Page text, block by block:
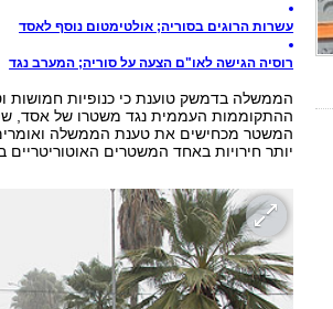
עשרות הרוגים בסוריה; אולטימטום נוסף לאסד
רוסיה הגישה לאו"ם הצעה על סוריה; המערב נגד
הממשלה בדמשק טוענת כי כנופיות חמושות
ההתקוממות העממית נגד משטרו של אסד,
המשטר מכחישים את טענת הממשלה
יותר חירויות באחד המשטרים האוטוריטריים